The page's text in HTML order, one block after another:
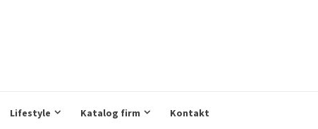
Lifestyle Katalog firm Kontakt